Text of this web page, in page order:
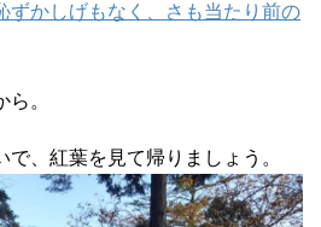
ずかしげもなく、さも当たり前の
。
、紅葉を見て帰りましょう。